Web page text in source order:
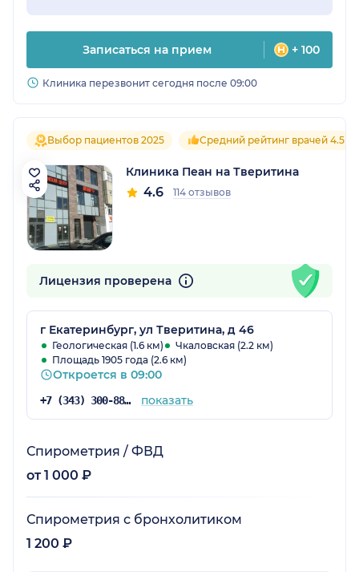
Записаться на прием + 100
Клиника перезвонит сегодня после 09:00
Выбор пациентов 2025 Средний рейтинг врачей 4.5
Клиника Пеан на Тверитина
4.6 114 отзывов
Лицензия проверена
г Екатеринбург, ул Тверитина, д 46
Геологическая (1.6 км)
Чкаловская (2.2 км)
Площадь 1905 года (2.6 км)
Откроется в 09:00
+7 (343) 300-88-69 показать
Спирометрия / ФВД
от 1 000 ₽
Спирометрия с бронхолитиком
1 200 ₽